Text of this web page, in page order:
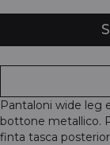
Pantaloni wide leg
bottone metallico.
finta tasca